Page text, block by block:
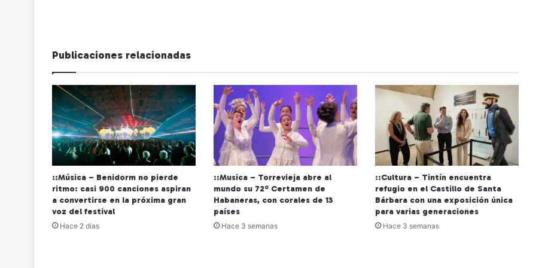
Publicaciones relacionadas
::Música – Benidorm no pierde
ritmo: casi 900 canciones aspiran
a convertirse en la próxima gran
voz del festival
Hace 2 días
::Musica – Torrevieja abre al
mundo su 72º Certamen de
Habaneras, con corales de 13
países
Hace 3 semanas
::Cultura – Tintín encuentra
refugio en el Castillo de Santa
Bárbara con una exposición única
para varias generaciones
Hace 3 semanas